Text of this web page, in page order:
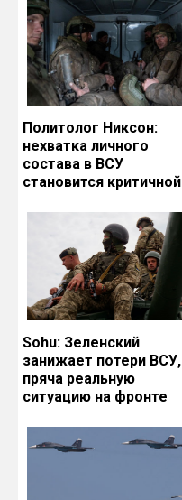
Политолог Никсон:
нехватка личного
состава в ВСУ
становится критичной
Sohu: Зеленский
занижает потери ВСУ,
пряча реальную
ситуацию на фронте